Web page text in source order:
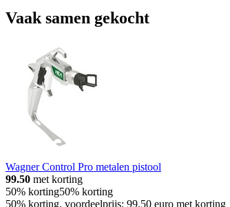
Vaak samen gekocht
Wagner Control Pro metalen pistool
99.50 met korting
50% korting50% korting
50% korting, voordeelprijs: 99.50 euro met korting